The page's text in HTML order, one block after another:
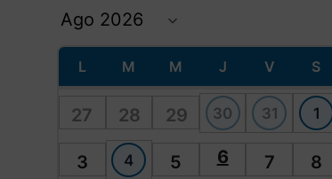
L M M J V S
27 28 29 30 31 1
3 4 5 6 7 8